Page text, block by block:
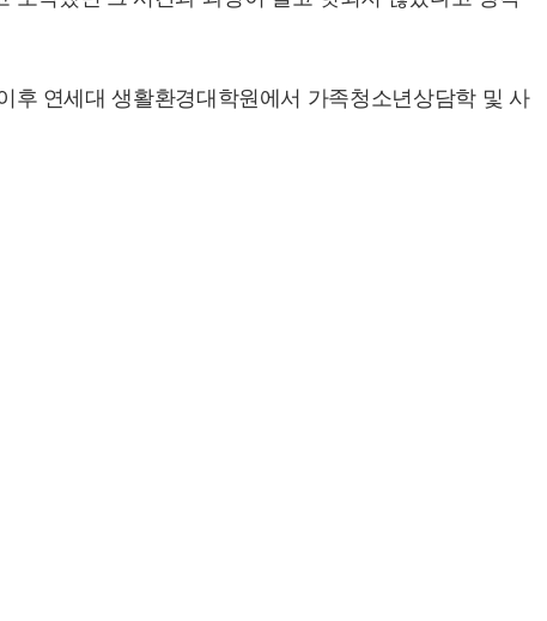
후 연세대 생활환경대학원에서 가족청소년상담학 및 사